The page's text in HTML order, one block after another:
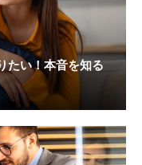
たい！本音を知る